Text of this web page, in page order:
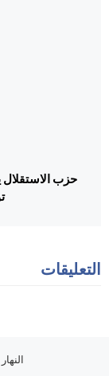
حزب الاستقلال
التعليقات